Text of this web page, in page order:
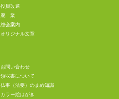
役員改選
廃 業
総会案内
オリジナル文章
お問い合わせ
領収書について
仏事（法要）のまめ知識
カラー絵はがき